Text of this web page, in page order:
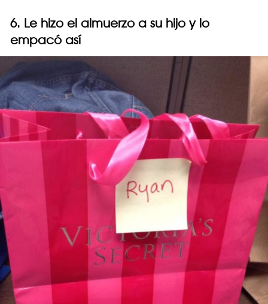
6. Le hizo el almuerzo a su hijo y lo
empacó así